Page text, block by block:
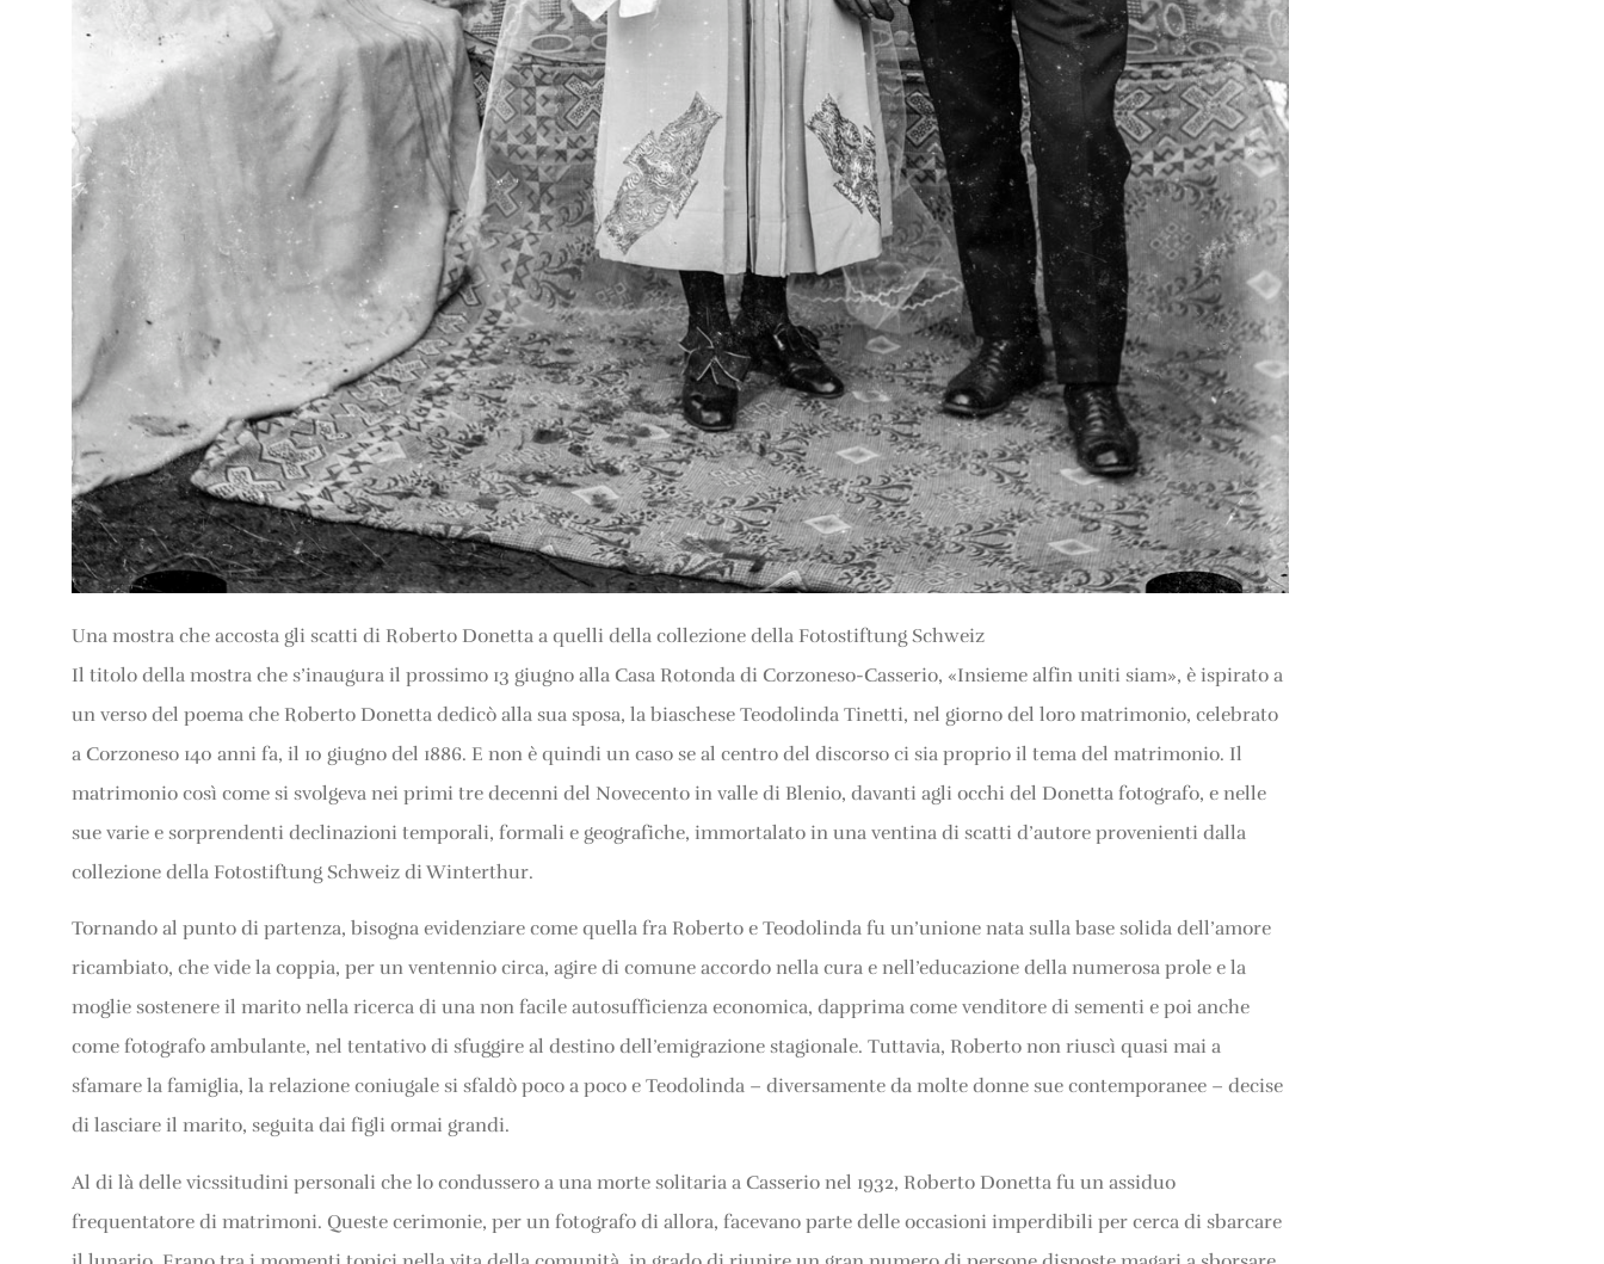
Una mostra che accosta gli scatti di Roberto Donetta a quelli della collezione della Fotostiftung Schweiz
Il titolo della mostra che s’inaugura il prossimo 13 giugno alla Casa Rotonda di Corzoneso-Casserio, «Insieme alfin uniti siam», è ispirato a
un verso del poema che Roberto Donetta dedicò alla sua sposa, la biaschese Teodolinda Tinetti, nel giorno del loro matrimonio, celebrato
a Corzoneso 140 anni fa, il 10 giugno del 1886. E non è quindi un caso se al centro del discorso ci sia proprio il tema del matrimonio. Il
matrimonio così come si svolgeva nei primi tre decenni del Novecento in valle di Blenio, davanti agli occhi del Donetta fotografo, e nelle
sue varie e sorprendenti declinazioni temporali, formali e geografiche, immortalato in una ventina di scatti d’autore provenienti dalla
collezione della Fotostiftung Schweiz di Winterthur.
Tornando al punto di partenza, bisogna evidenziare come quella fra Roberto e Teodolinda fu un’unione nata sulla base solida dell’amore
ricambiato, che vide la coppia, per un ventennio circa, agire di comune accordo nella cura e nell’educazione della numerosa prole e la
moglie sostenere il marito nella ricerca di una non facile autosufficienza economica, dapprima come venditore di sementi e poi anche
come fotografo ambulante, nel tentativo di sfuggire al destino dell’emigrazione stagionale. Tuttavia, Roberto non riuscì quasi mai a
sfamare la famiglia, la relazione coniugale si sfaldò poco a poco e Teodolinda – diversamente da molte donne sue contemporanee – decise
di lasciare il marito, seguita dai figli ormai grandi.
Al di là delle vicssitudini personali che lo condussero a una morte solitaria a Casserio nel 1932, Roberto Donetta fu un assiduo
frequentatore di matrimoni. Queste cerimonie, per un fotografo di allora, facevano parte delle occasioni imperdibili per cerca di sbarcare